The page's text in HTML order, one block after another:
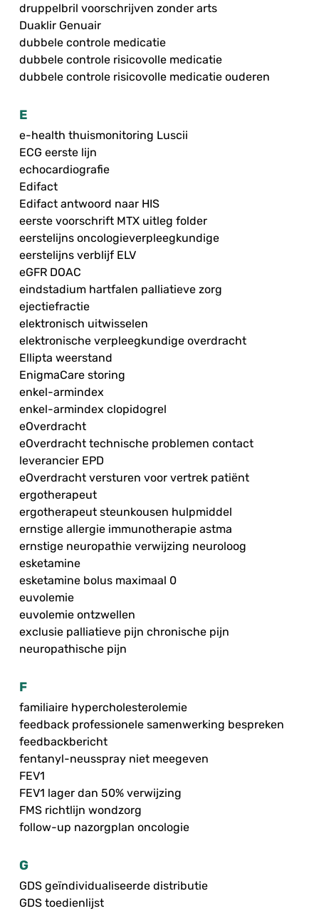
druppelbril voorschrijven zonder arts
Duaklir Genuair
dubbele controle medicatie
dubbele controle risicovolle medicatie
dubbele controle risicovolle medicatie ouderen
E
e-health thuismonitoring Luscii
ECG eerste lijn
echocardiografie
Edifact
Edifact antwoord naar HIS
eerste voorschrift MTX uitleg folder
eerstelijns oncologieverpleegkundige
eerstelijns verblijf ELV
eGFR DOAC
eindstadium hartfalen palliatieve zorg
ejectiefractie
elektronisch uitwisselen
elektronische verpleegkundige overdracht
Ellipta weerstand
EnigmaCare storing
enkel-armindex
enkel-armindex clopidogrel
eOverdracht
eOverdracht technische problemen contact
leverancier EPD
eOverdracht versturen voor vertrek patiënt
ergotherapeut
ergotherapeut steunkousen hulpmiddel
ernstige allergie immunotherapie astma
ernstige neuropathie verwijzing neuroloog
esketamine
esketamine bolus maximaal 0
euvolemie
euvolemie ontzwellen
exclusie palliatieve pijn chronische pijn
neuropathische pijn
F
familiaire hypercholesterolemie
feedback professionele samenwerking bespreken
feedbackbericht
fentanyl-neusspray niet meegeven
FEV1
FEV1 lager dan 50% verwijzing
FMS richtlijn wondzorg
follow-up nazorgplan oncologie
G
GDS geïndividualiseerde distributie
GDS toedienlijst